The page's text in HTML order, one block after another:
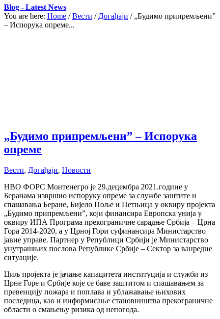
Blog - Latest News
You are here: Home / Вести / Догађаји / „Будимо припремљени”
– Испорука опреме...
„Будимо припремљени” – Испорука
опреме
Вести, Догађаји, Новости
НВО ФОРС Монтенегро је 29.децембра 2021.године у
Беранама извршио испоруку опреме за службе заштите и
спашавања Беране, Бијело Поље и Петњица у оквиру пројекта
„Будимо припремљени”, који финансира Европска унија у
оквиру ИПА Програма прекограничне сарадње Србија – Црна
Гора 2014-2020, а у Црној Гори суфинансира Министарство
јавне управе. Партнер у Републици Србији је Министарство
унутрашњих послова Републике Србије – Сектор за ванредне
ситуације.
Циљ пројекта је јачање капацитета институција и служби из
Црне Горе и Србије које се баве заштитом и спашавањем за
превенцију пожара и поплава и ублажавање њихових
последица, као и информисање становништва прекограничне
области о смањењу ризика од непогода.